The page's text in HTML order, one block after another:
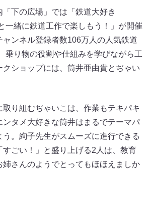
下の広場」では「鉄道大好き
一緒に鉄道工作で楽しもう！」が開催
ャンネル登録者数106万人の人気鉄道
乗り物の役割や仕組みを学びながら工
ショップには、筒井亜由貴とぢゃい
り組むぢゃいこは、作業もテキパキ
ンタメ大好きな筒井はまるでテーマパ
。絢子先生がスムーズに進行できる
すごい！」と盛り上げる2人は、教育
姉さんのようでとってもほほえましか